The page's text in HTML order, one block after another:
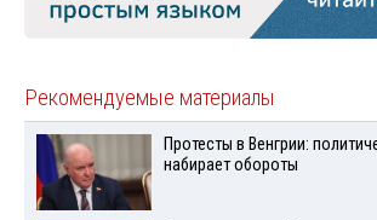
Рекомендуемые материалы
Протесты в Венгрии:
набирает обороты